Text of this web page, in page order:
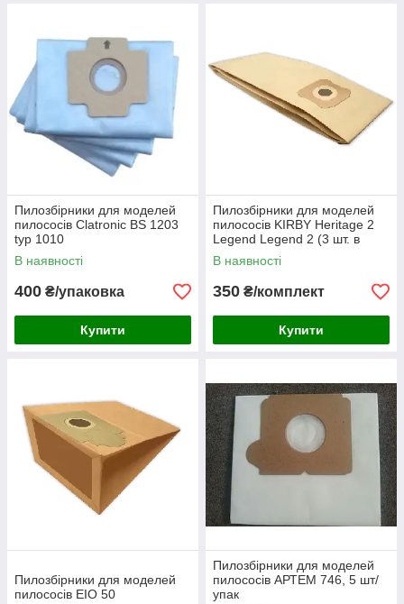
Пилозбірники для моделей
пилососів Сlatronic BS 1203
typ 1010
В наявності
400 ₴/упаковка
Купити
Пилозбірники для моделей
пилососів KIRBY Heritage 2
Legend Legend 2 (3 шт. в
упак)
В наявності
350 ₴/комплект
Купити
Пилозбірники для моделей
пилососів EIO 50
Пилозбірники для моделей
пилососів АРТЕМ 746, 5 шт/
упак